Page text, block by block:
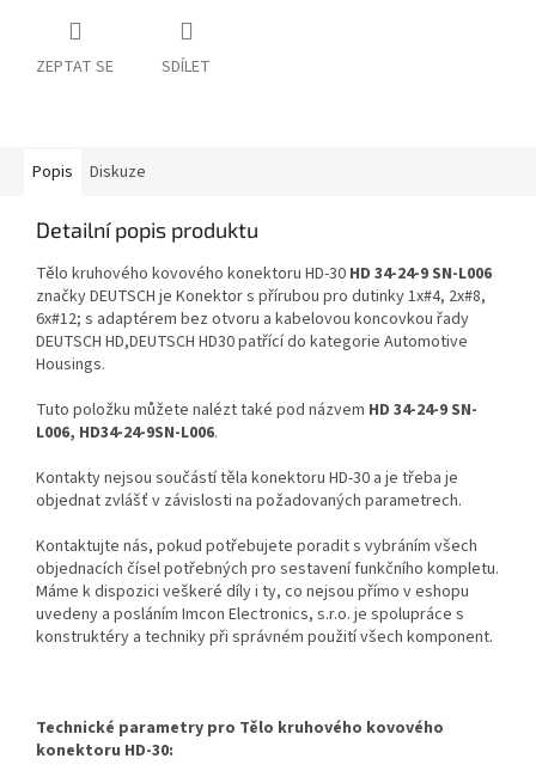
ZEPTAT SE SDÍLET
Popis Diskuze
Detailní popis produktu
Tělo kruhového kovového konektoru HD-30 HD 34-24-9 SN-L006
značky DEUTSCH je Konektor s přírubou pro dutinky 1x#4, 2x#8,
6x#12; s adaptérem bez otvoru a kabelovou koncovkou řady
DEUTSCH HD,DEUTSCH HD30 patřící do kategorie Automotive
Housings.
Tuto položku můžete nalézt také pod názvem HD 34-24-9 SN-
L006, HD34-24-9SN-L006.
Kontakty nejsou součástí těla konektoru HD-30 a je třeba je
objednat zvlášť v závislosti na požadovaných parametrech.
Kontaktujte nás, pokud potřebujete poradit s vybráním všech
objednacích čísel potřebných pro sestavení funkčního kompletu.
Máme k dispozici veškeré díly i ty, co nejsou přímo v eshopu
uvedeny a posláním Imcon Electronics, s.r.o. je spolupráce s
konstruktéry a techniky při správném použití všech komponent.
Technické parametry pro Tělo kruhového kovového
konektoru HD-30: